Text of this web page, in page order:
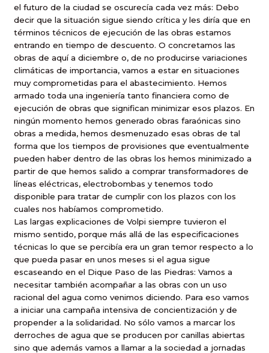
el futuro de la ciudad se oscurecía cada vez más:  Debo
decir que la situación sigue siendo crítica y les diría que en
términos técnicos de ejecución de las obras estamos
entrando en tiempo de descuento. O concretamos las
obras de aquí a diciembre o, de no producirse variaciones
climáticas de importancia, vamos a estar en situaciones
muy comprometidas para el abastecimiento. Hemos
armado toda una ingeniería tanto financiera como de
ejecución de obras que significan minimizar esos plazos. En
ningún momento hemos generado obras faraónicas sino
obras a medida, hemos desmenuzado esas obras de tal
forma que los tiempos de provisiones que eventualmente
pueden haber dentro de las obras los hemos minimizado a
partir de que hemos salido a comprar transformadores de
líneas eléctricas, electrobombas y tenemos todo
disponible para tratar de cumplir con los plazos con los
cuales nos habíamos comprometido.
Las largas explicaciones de Volpi siempre tuvieron el
mismo sentido, porque más allá de las especificaciones
técnicas lo que se percibía era un gran temor respecto a lo
que pueda pasar en unos meses si el agua sigue
escaseando en el Dique Paso de las Piedras: Vamos a
necesitar también acompañar a las obras con un uso
racional del agua como venimos diciendo. Para eso vamos
a iniciar una campaña intensiva de concientización y de
propender a la solidaridad. No sólo vamos a marcar los
derroches de agua que se producen por canillas abiertas
sino que además vamos a llamar a la sociedad a jornadas